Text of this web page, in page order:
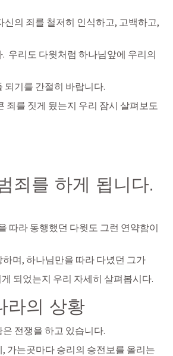
신의 죄를 철저히 인식하고, 고백하고,
우리도 다윗처럼 하나님앞에 우리의
되기를 간절히 바랍니다.
죄를 짓게 됬는지 우리 잠시 살펴보도
죄를 하게 됩니다.
따라 동행했던 다윗도 그런 연약함이
며, 하나님만을 따라 다녔던 그가
되었는지 우리 자세히 살펴봅시다.
라의 상황
전쟁을 하고 있습니다.
가는곳마다 승리의 승전보를 올리는